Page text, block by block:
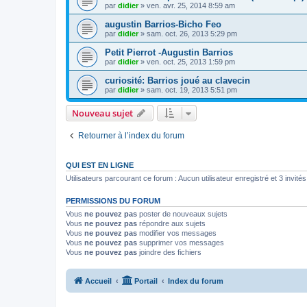
par didier» ven. avr. 25, 2014 8:59 am
augustin Barrios-Bicho Feo
par didier» sam. oct. 26, 2013 5:29 pm
Petit Pierrot -Augustin Barrios
par didier» ven. oct. 25, 2013 1:59 pm
curiosité: Barrios joué au clavecin
par didier» sam. oct. 19, 2013 5:51 pm
Nouveau sujet
Retourner à l’index du forum
QUI EST EN LIGNE
Utilisateurs parcourant ce forum : Aucun utilisateur enregistré et 3 invités
PERMISSIONS DU FORUM
Vous ne pouvez pas poster de nouveaux sujets
Vous ne pouvez pas répondre aux sujets
Vous ne pouvez pas modifier vos messages
Vous ne pouvez pas supprimer vos messages
Vous ne pouvez pas joindre des fichiers
Accueil Portail Index du forum